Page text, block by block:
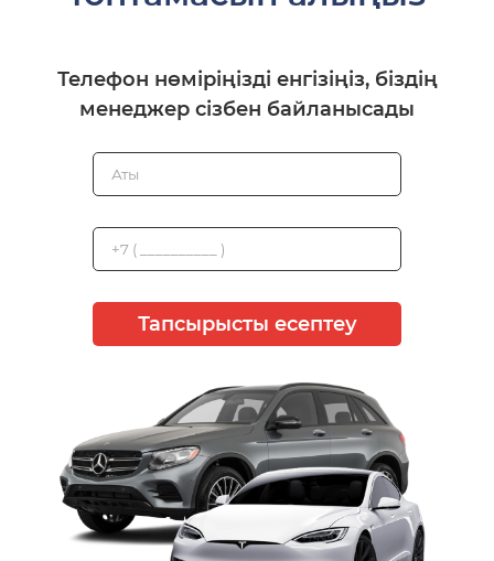
Телефон нөміріңізді енгізіңіз, біздің
менеджер сізбен байланысады
Тапсырысты есептеу